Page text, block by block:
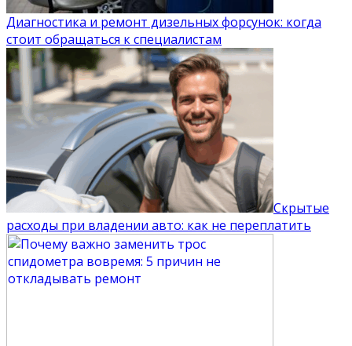
Диагностика и ремонт дизельных форсунок: когда
стоит обращаться к специалистам
Скрытые
расходы при владении авто: как не переплатить